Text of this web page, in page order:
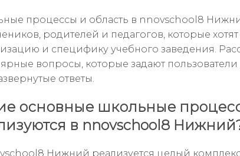
процессы и область в nnovschool8
родителей и педагогов, которые
и специфику учебного заведения.
вопросы, которые задают
ответы.
основные школьные
в nnovschool8
Нижний реализуется целый